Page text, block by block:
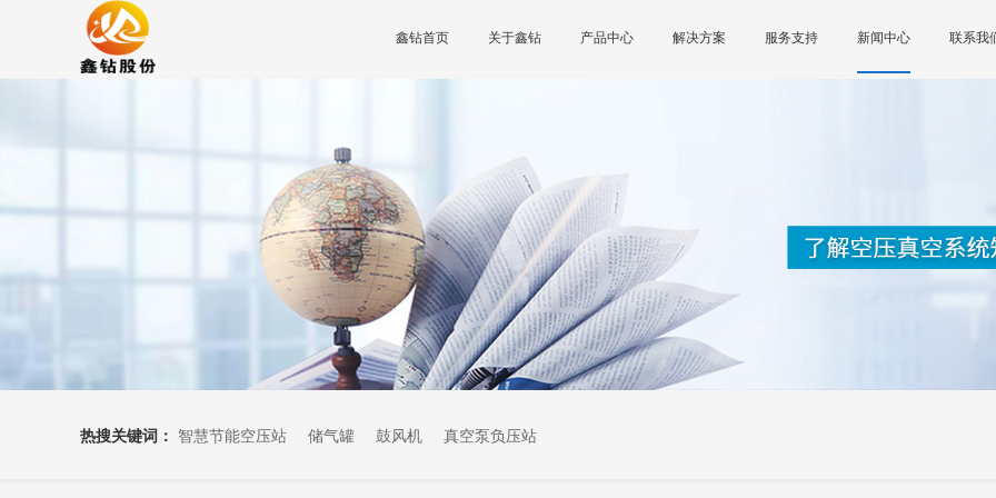
鑫钻首页 关于鑫钻 产品中心 解决方案 服务支持 新闻中心 联系我
热搜关键词： 智慧节能空压站 储气罐 鼓风机 真空泵负压站